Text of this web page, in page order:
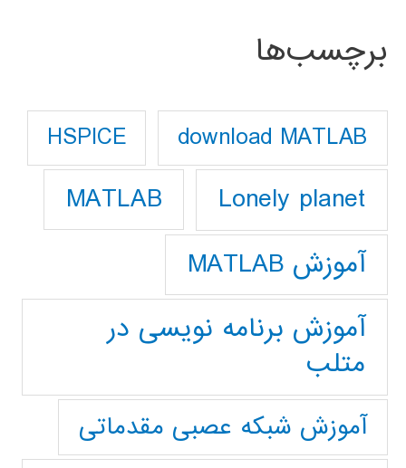
برچسب‌ها
download MATLAB
HSPICE
Lonely planet
MATLAB
آموزش MATLAB
آموزش برنامه نویسی در
متلب
آموزش شبکه عصبی مقدماتی